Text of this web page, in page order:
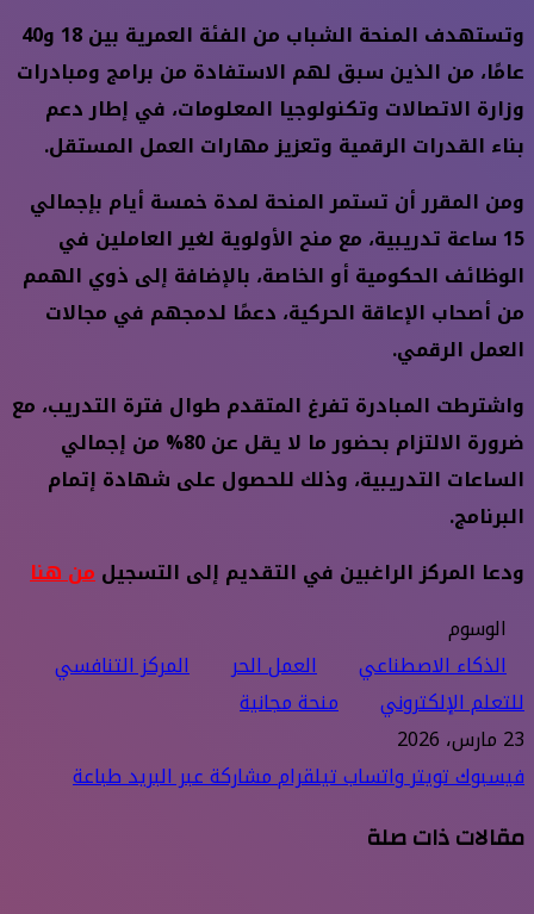
وتستهدف المنحة الشباب من الفئة العمرية بين 18 و40
عامًا، من الذين سبق لهم الاستفادة من برامج ومبادرات
وزارة الاتصالات وتكنولوجيا المعلومات، في إطار دعم
بناء القدرات الرقمية وتعزيز مهارات العمل المستقل.
ومن المقرر أن تستمر المنحة لمدة خمسة أيام بإجمالي
15 ساعة تدريبية، مع منح الأولوية لغير العاملين في
الوظائف الحكومية أو الخاصة، بالإضافة إلى ذوي الهمم
من أصحاب الإعاقة الحركية، دعمًا لدمجهم في مجالات
العمل الرقمي.
واشترطت المبادرة تفرغ المتقدم طوال فترة التدريب، مع
ضرورة الالتزام بحضور ما لا يقل عن 80% من إجمالي
الساعات التدريبية، وذلك للحصول على شهادة إتمام
البرنامج.
ودعا المركز الراغبين في التقديم إلى التسجيلمن هنا
الوسوم
الذكاء الاصطناعي
العمل الحر
المركز التنافسي
للتعلم الإلكتروني
منحة مجانية
23 مارس، 2026
فيسبوكتويتر واتسابتيلقراممشاركة عبر البريدطباعة
مقالات ذات صلة